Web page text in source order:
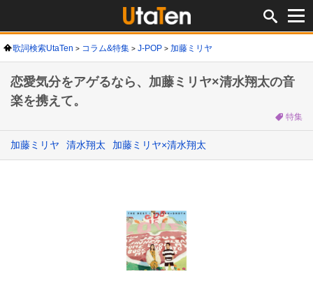
歌詞検索UtaTen コラム&特集 J-POP 加藤ミリヤ
恋愛気分をアゲるなら、加藤ミリヤ×清水翔太の音
楽を携えて。
特集
加藤ミリヤ 清水翔太 加藤ミリヤ×清水翔太